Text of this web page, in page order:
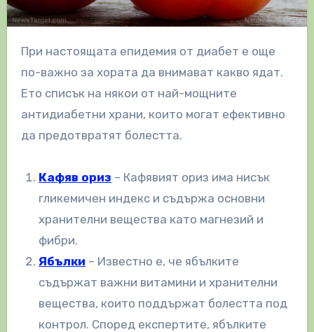
При настоящата епидемия от диабет е още
по-важно за хората да внимават какво ядат.
Ето списък на някои от най-мощните
антидиабетни храни, които могат ефективно
да предотвратят болестта.
Кафяв ориз – Кафявият ориз има нисък
гликемичен индекс и съдържа основни
хранителни вещества като магнезий и
фибри.
Ябълки – Известно е, че ябълките
съдържат важни витамини и хранителни
вещества, които поддържат болестта под
контрол. Според експертите, ябълките